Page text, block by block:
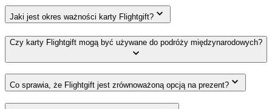
Jaki jest okres ważności karty Flightgift?
Czy karty Flightgift mogą być używane do podróży międzynarodowych?
Co sprawia, że Flightgift jest zrównoważoną opcją na prezent?